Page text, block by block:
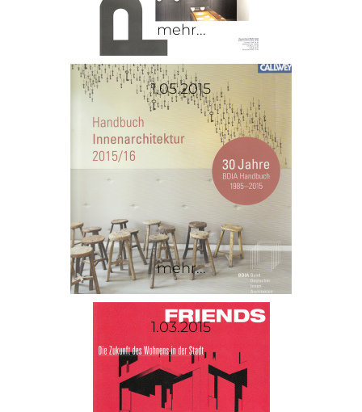
mehr...
1.05.2015
mehr...
1.03.2015